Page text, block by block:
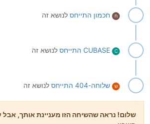
ח חכמון התייחס לנושא זה
C
CUBASE התייחס לנושא זה
ש שלוחה-404 התייחס לנושא זה
שלום! נראה שהשיחה הזו מעניינת אותך, אבל